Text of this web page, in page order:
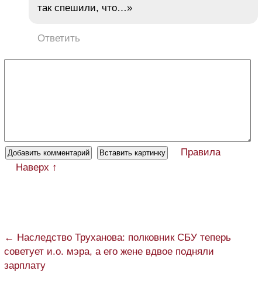
так спешили, что…»
Ответить
Правила
Наверх ↑
← Наследство Труханова: полковник СБУ теперь
советует и.о. мэра, а его жене вдвое подняли
зарплату